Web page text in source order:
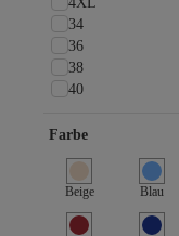
34
36
38
40
44
Farbe
Beige Blau